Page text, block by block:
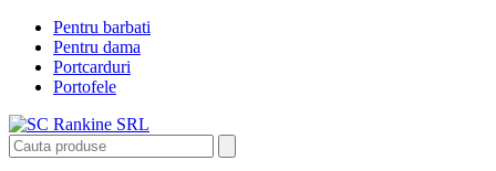
Pentru barbati
Pentru dama
Portcarduri
Portofele